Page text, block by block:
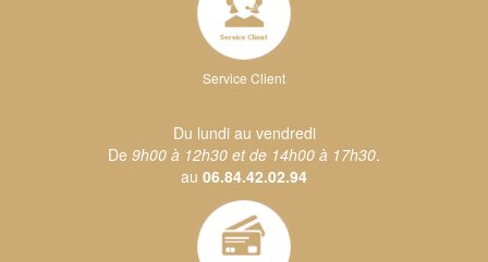
Service Client
Du lundi au vendredi
De 9h00 à 12h30 et de 14h00 à 17h30.
au 06.84.42.02.94